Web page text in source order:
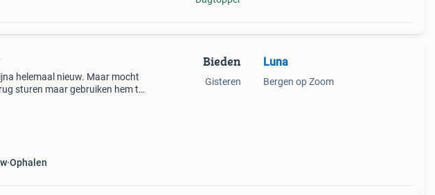
helemaal nieuw. Maar mocht
sturen maar gebruiken hem te
Ophalen
Bieden
Gisteren
Luna
Bergen op Zoom